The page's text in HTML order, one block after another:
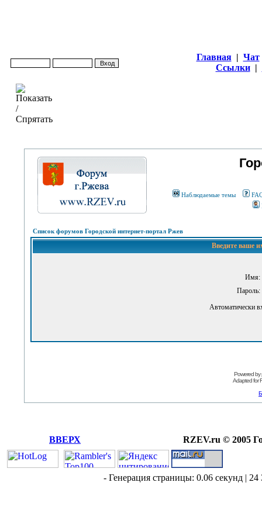
Главная | Чат
Ссылки |
Наблюдаемые темы
Список форумов Городской интернет-портал Ржев
Введите ваше
Имя:
Пароль:
Автоматически
Powered by
Adapted for
ВВЕРХ RZEV.ru © 2005
- Генерация страницы: 0.06 секунд |